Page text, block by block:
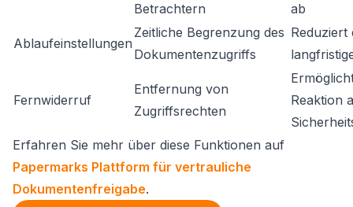
Betrachtern
ab
Ablaufeinstellungen
Zeitliche Begrenzung des
Dokumentenzugriffs
Reduziert
Fernwiderruf
Entfernung von
Zugriffsrechten
Reaktion
Erfahren Sie mehr über diese Funktionen auf
Papermarks Plattform für vertrauliche
Dokumentenfreigabe.